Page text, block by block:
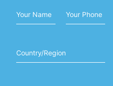
Your Name Your Phone
Country/Region